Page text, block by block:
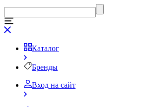
Каталог
Бренды
Вход на сайт